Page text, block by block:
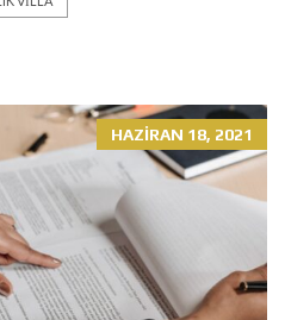
HAZIRAN 18, 2021